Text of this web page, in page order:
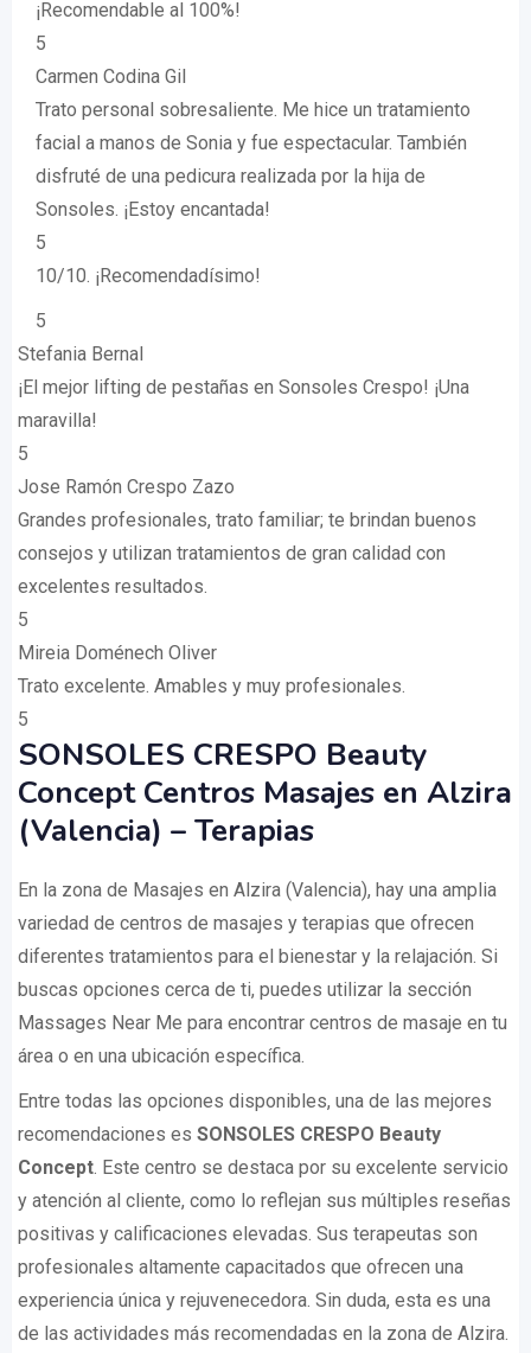
¡Recomendable al 100%!
5
Carmen Codina Gil
Trato personal sobresaliente. Me hice un tratamiento
facial a manos de Sonia y fue espectacular. También
disfruté de una pedicura realizada por la hija de
Sonsoles. ¡Estoy encantada!
5
10/10. ¡Recomendadísimo!
5
Stefania Bernal
¡El mejor lifting de pestañas en Sonsoles Crespo! ¡Una
maravilla!
5
Jose Ramón Crespo Zazo
Grandes profesionales, trato familiar; te brindan buenos
consejos y utilizan tratamientos de gran calidad con
excelentes resultados.
5
Mireia Doménech Oliver
Trato excelente. Amables y muy profesionales.
5
SONSOLES CRESPO Beauty
Concept Centros Masajes en Alzira
(Valencia) – Terapias
En la zona de Masajes en Alzira (Valencia), hay una amplia
variedad de centros de masajes y terapias que ofrecen
diferentes tratamientos para el bienestar y la relajación. Si
buscas opciones cerca de ti, puedes utilizar la sección
Massages Near Me para encontrar centros de masaje en tu
área o en una ubicación específica.
Entre todas las opciones disponibles, una de las mejores
recomendaciones es SONSOLES CRESPO Beauty
Concept. Este centro se destaca por su excelente servicio
y atención al cliente, como lo reflejan sus múltiples reseñas
positivas y calificaciones elevadas. Sus terapeutas son
profesionales altamente capacitados que ofrecen una
experiencia única y rejuvenecedora. Sin duda, esta es una
de las actividades más recomendadas en la zona de Alzira.